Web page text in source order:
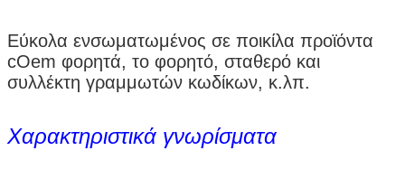
Εύκολα ενσωματωμένος σε ποικίλα προϊόντα
cOem φορητά, το φορητό, σταθερό και
συλλέκτη γραμμωτών κωδίκων, κ.λπ.
Χαρακτηριστικά γνωρίσματα